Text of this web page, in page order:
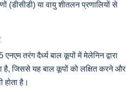
(डीसीडी) या वायु शीतलन प्रणालियों से
एनएम तरंग दैर्ध्य बाल कूपों में मेलेनिन द्वारा
है, जिससे यह बाल कूपों को लक्षित करने और
होता है।